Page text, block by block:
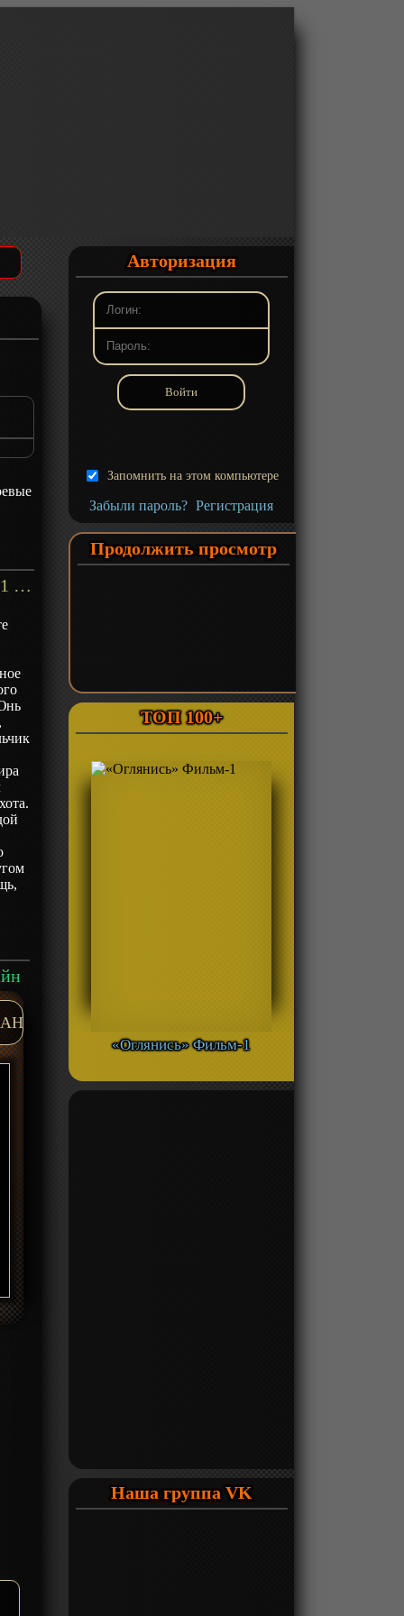
«Восставший против неба» ТВ-1 - описание
AH
Авторизация
Запомнить на этом компьютере
Забыли пароль? Регистрация
Продолжить просмотр
ТОП 100+
«Оглянись» Фильм-1
Наша группа VK